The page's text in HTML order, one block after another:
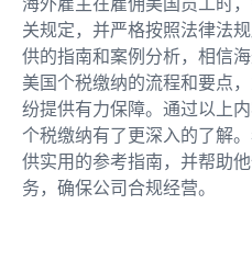
关规定，并严格按照法律法
供的指南和案例分析，相信
美国个税缴纳的流程和要点
纷提供有力保障。通过以上
个税缴纳有了更深入的了解
供实用的参考指南，并帮助
务，确保公司合规经营。